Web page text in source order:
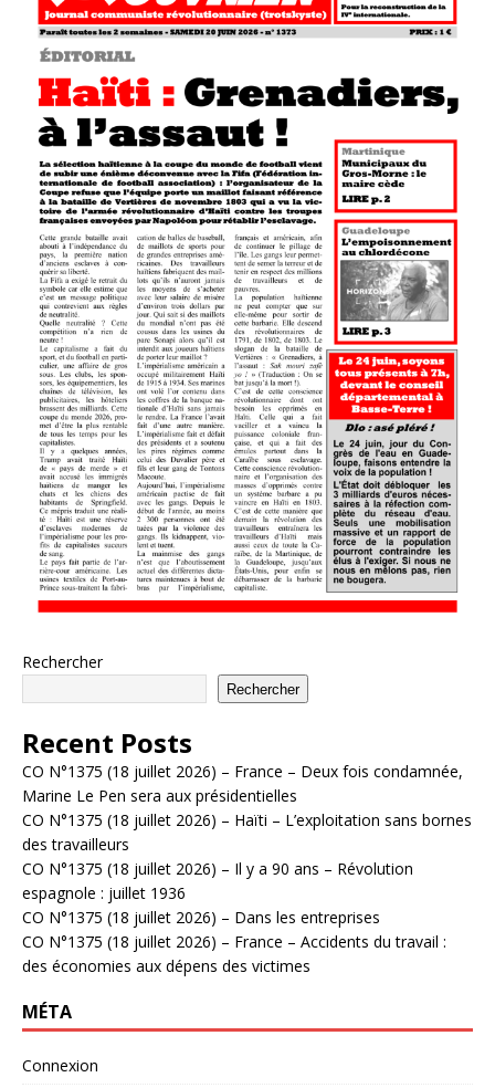
Rechercher
Rechercher
Recent Posts
CO N°1375 (18 juillet 2026) – France – Deux fois condamnée,
Marine Le Pen sera aux présidentielles
CO N°1375 (18 juillet 2026) – Haïti – L’exploitation sans bornes
des travailleurs
CO N°1375 (18 juillet 2026) – Il y a 90 ans – Révolution
espagnole : juillet 1936
CO N°1375 (18 juillet 2026) – Dans les entreprises
CO N°1375 (18 juillet 2026) – France – Accidents du travail :
des économies aux dépens des victimes
MÉTA
Connexion